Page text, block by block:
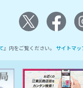
』内をご覧ください。 サイトマッ